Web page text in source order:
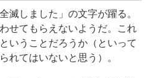
滅しました」の文字が躍る。
せてもらえないようだ。これ
いうことだろうか（といって
れてはいないと思う）。